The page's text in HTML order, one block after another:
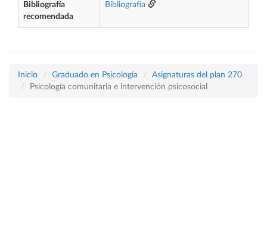
Bibliografía
recomendada
Bibliografía
Inicio Graduado en Psicología
Asignaturas del plan 270
Psicología comunitaria e intervención psicosocial